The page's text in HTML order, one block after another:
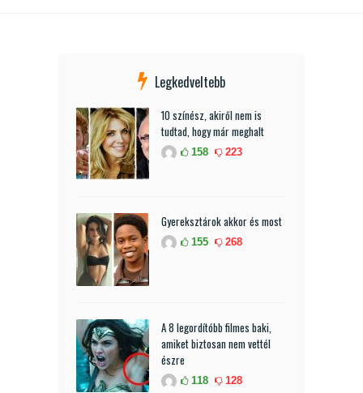
Legkedveltebb
10 színész, akiről nem is
tudtad, hogy már meghalt
158 223
Gyereksztárok akkor és most
155 268
A 8 legordítóbb filmes baki,
amiket biztosan nem vettél
észre
118 128